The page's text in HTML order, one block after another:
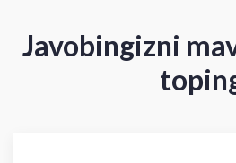
Javobingizni